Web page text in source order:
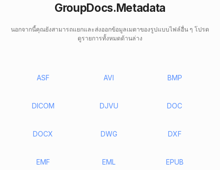
GroupDocs.Metadata
นอกจากนี้คุณยังสามารถแยกและส่งออกข้อมูลเมตาของรูปแบบไฟล์อื่น ๆ โปรด
ดูรายการทั้งหมดด้านล่าง
ASF AVI BMP
DICOM DJVU DOC
DOCX DWG DXF
EMF EML EPUB